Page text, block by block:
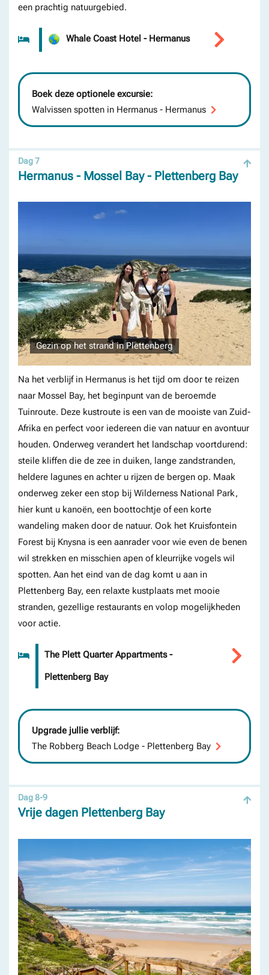
een prachtig natuurgebied.
Whale Coast Hotel - Hermanus
Boek deze optionele excursie:
Walvissen spotten in Hermanus - Hermanus
Hermanus - Mossel Bay - Plettenberg Bay
Dag 7
Na het verblijf in Hermanus is het tijd om door te reizen
naar Mossel Bay, het beginpunt van de beroemde
Tuinroute. Deze kustroute is een van de mooiste van Zuid-
Afrika en perfect voor iedereen die van natuur en avontuur
houden. Onderweg verandert het landschap voortdurend:
steile kliffen die de zee in duiken, lange zandstranden,
heldere lagunes en achter u rijzen de bergen op. Maak
onderweg zeker een stop bij Wilderness National Park,
hier kunt u kanoën, een boottochtje of een korte
wandeling maken door de natuur. Ook het Kruisfontein
Forest bij Knysna is een aanrader voor wie even de benen
wil strekken en misschien apen of kleurrijke vogels wil
spotten. Aan het eind van de dag komt u aan in
Plettenberg Bay, een relaxte kustplaats met mooie
stranden, gezellige restaurants en volop mogelijkheden
voor actie.
The Plett Quarter Appartments -
Plettenberg Bay
Upgrade jullie verblijf:
The Robberg Beach Lodge - Plettenberg Bay
Gezin op het strand in Plettenberg
Vrije dagen Plettenberg Bay
Dag 8-9